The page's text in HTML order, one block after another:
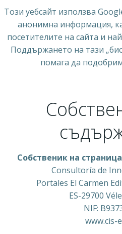
Този уебсайт използва
анонимна информация,
посетителите на сайта и
Поддържането на тази
помага да
Собственик на
Consultoría de
Portales El Carmen
ES-29700
NIF:
www.cis-